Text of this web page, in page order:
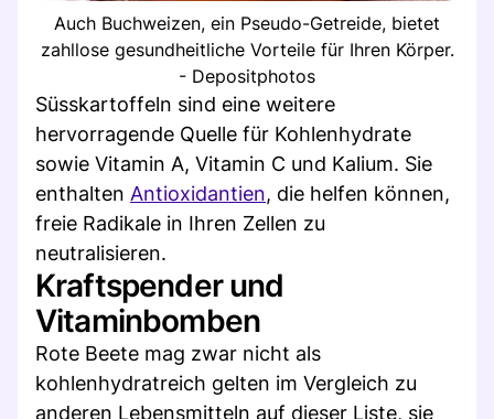
Auch Buchweizen, ein Pseudo-Getreide, bietet
zahllose gesundheitliche Vorteile für Ihren Körper.
- Depositphotos
Süsskartoffeln sind eine weitere
hervorragende Quelle für Kohlenhydrate
sowie Vitamin A, Vitamin C und Kalium. Sie
enthalten Antioxidantien, die helfen können,
freie Radikale in Ihren Zellen zu
neutralisieren.
Kraftspender und
Vitaminbomben
Rote Beete mag zwar nicht als
kohlenhydratreich gelten im Vergleich zu
anderen Lebensmitteln auf dieser Liste, sie